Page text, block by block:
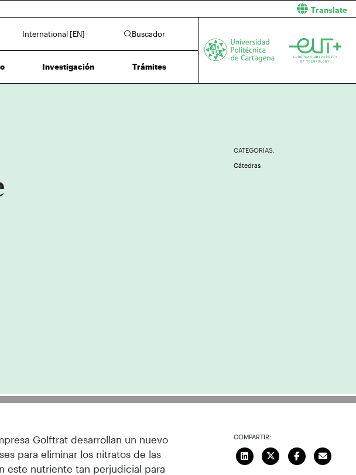
Translate
International [EN] Buscador
Investigación Trámites
CATEGORÍAS:
Cátedras
Golftrat desarrollan un nuevo
para eliminar los nitratos de las
este nutriente tan perjudicial para
COMPARTIR: